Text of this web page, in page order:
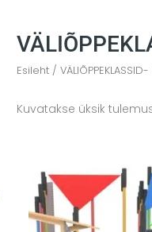
Esileht/ VÄLIÕPPEKLASSID-
Kuvatakse üksik